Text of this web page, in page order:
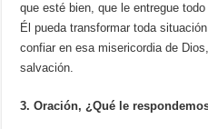
que esté bien, que le entregue
Él pueda transformar toda
confiar en esa misericordia de
salvación.
3. Oración, ¿Qué le